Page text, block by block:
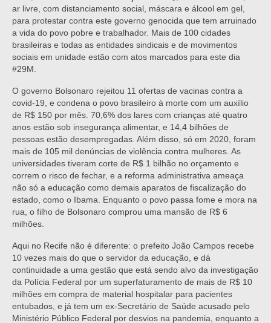
ar livre, com distanciamento social, máscara e álcool em gel,
para protestar contra este governo genocida que tem arruinado
a vida do povo pobre e trabalhador. Mais de 100 cidades
brasileiras e todas as entidades sindicais e de movimentos
sociais em unidade estão com atos marcados para este dia
#29M.
O governo Bolsonaro rejeitou 11 ofertas de vacinas contra a
covid-19, e condena o povo brasileiro à morte com um auxílio
de R$ 150 por mês. 70,6% dos lares com crianças até quatro
anos estão sob insegurança alimentar, e 14,4 bilhões de
pessoas estão desempregadas. Além disso, só em 2020, foram
mais de 105 mil denúncias de violência contra mulheres. As
universidades tiveram corte de R$ 1 bilhão no orçamento e
correm o risco de fechar, e a reforma administrativa ameaça
não só a educação como demais aparatos de fiscalização do
estado, como o Ibama. Enquanto o povo passa fome e mora na
rua, o filho de Bolsonaro comprou uma mansão de R$ 6
milhões.
Aqui no Recife não é diferente: o prefeito João Campos recebe
10 vezes mais do que o servidor da educação, e dá
continuidade a uma gestão que está sendo alvo da investigação
da Polícia Federal por um superfaturamento de mais de R$ 10
milhões em compra de material hospitalar para pacientes
entubados, e já tem um ex-Secretário de Saúde acusado pelo
Ministério Público Federal por desvios na pandemia, enquanto a